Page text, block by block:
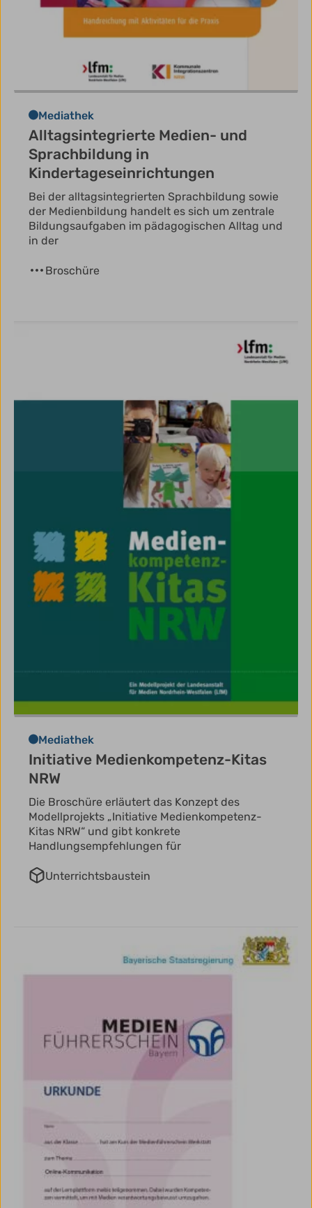
Mediathek
Alltagsintegrierte Medien- und
Sprachbildung in
Kindertageseinrichtungen
Bei der alltagsintegrierten Sprachbildung sowie
der Medienbildung handelt es sich um zentrale
Bildungsaufgaben im pädagogischen Alltag und
in der
Broschüre
Mediathek
Initiative Medienkompetenz-Kitas
NRW
Die Broschüre erläutert das Konzept des
Modellprojekts „Initiative Medienkompetenz-
Kitas NRW“ und gibt konkrete
Handlungsempfehlungen für
Unterrichtsbaustein